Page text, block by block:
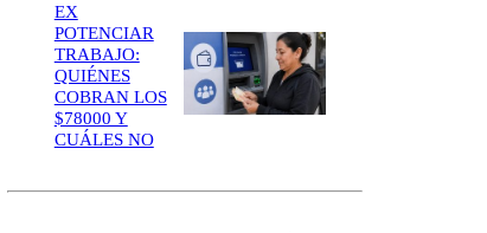
EX
POTENCIAR
TRABAJO:
QUIÉNES
COBRAN LOS
$78000 Y
CUÁLES NO